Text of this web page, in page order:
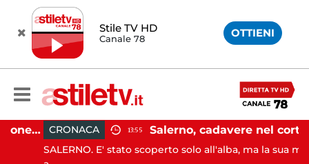
Stile TV HD
Canale 78 OTTIENI
Capaccio Paestum, evasione tassa di soggiorno: scoperte 49 strutture fantasma, elevate 132 sanzioni CRONACA 13:55 Salerno, cadavere nel cortile di un palazzo: indaga la Polizia
SALERNO. E' stato scoperto solo all'alba, ma la sua morte è